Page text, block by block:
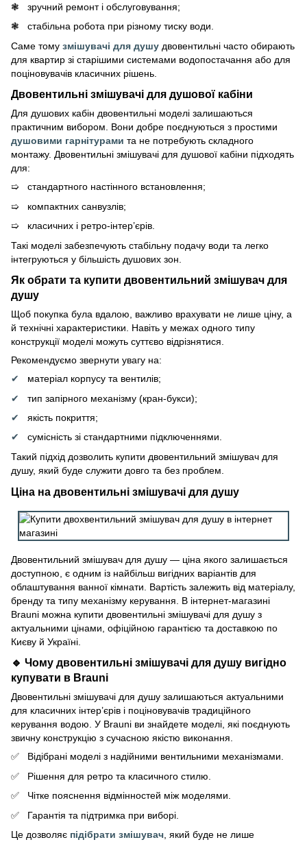
зручний ремонт і обслуговування;
стабільна робота при різному тиску води.
Саме тому змішувачі для душу двовентильні часто обирають
для квартир зі старішими системами водопостачання або для
поціновувачів класичних рішень.
Двовентильні змішувачі для душової кабіни
Для душових кабін двовентильні моделі залишаються
практичним вибором. Вони добре поєднуються з простими
душовими гарнітурами та не потребують складного
монтажу. Двовентильні змішувачі для душової кабіни підходять
для:
стандартного настінного встановлення;
компактних санвузлів;
класичних і ретро-інтер’єрів.
Такі моделі забезпечують стабільну подачу води та легко
інтегруються у більшість душових зон.
Як обрати та купити двовентильний змішувач для
душу
Щоб покупка була вдалою, важливо врахувати не лише ціну, а
й технічні характеристики. Навіть у межах одного типу
конструкції моделі можуть суттєво відрізнятися.
Рекомендуємо звернути увагу на:
матеріал корпусу та вентилів;
тип запірного механізму (кран-букси);
якість покриття;
сумісність зі стандартними підключеннями.
Такий підхід дозволить купити двовентильний змішувач для
душу, який буде служити довго та без проблем.
Ціна на двовентильні змішувачі для душу
Двовентильний змішувач для душу — ціна якого залишається
доступною, є одним із найбільш вигідних варіантів для
облаштування ванної кімнати. Вартість залежить від матеріалу,
бренду та типу механізму керування. В інтернет-магазині
Brauni можна купити двовентильні змішувачі для душу з
актуальними цінами, офіційною гарантією та доставкою по
Києву й Україні.
🔹 Чому двовентильні змішувачі для душу вигідно
купувати в Brauni
Двовентильні змішувачі для душу залишаються актуальними
для класичних інтер’єрів і поціновувачів традиційного
керування водою. У Brauni ви знайдете моделі, які поєднують
звичну конструкцію з сучасною якістю виконання.
Відібрані моделі з надійними вентильними механізмами.
Рішення для ретро та класичного стилю.
Чітке пояснення відмінностей між моделями.
Гарантія та підтримка при виборі.
Це дозволяє підібрати змішувач , який буде не лише